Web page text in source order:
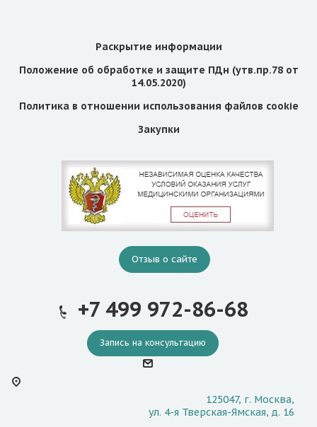
Раскрытие информации
Положение об обработке и защите ПДн (утв.пр.78 от
14.05.2020)
Политика в отношении использования файлов cookie
Закупки
Отзыв о сайте
+7 499 972-86-68
Запись на консультацию
125047, г. Москва,
ул. 4-я Тверская-Ямская, д. 16